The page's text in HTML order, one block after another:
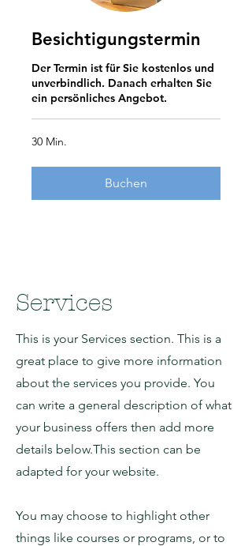
Besichtigungstermin
Der Termin ist für Sie kostenlos und
unverbindlich. Danach erhalten Sie
ein persönliches Angebot.
30 Min.
Buchen
Services
This is your Services section. This is a
great place to give more information
about the services you provide. You
can write a general description of what
your business offers then add more
details below.This section can be
adapted for your website.
You may choose to highlight other
things like courses or programs, or to